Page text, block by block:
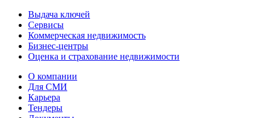
Выдача ключей
Сервисы
Коммерческая недвижимость
Бизнес-центры
Оценка и страхование недвижимости
О компании
Для СМИ
Карьера
Тендеры